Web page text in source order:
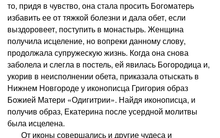
то, придя в чувство, она стала просить Богоматерь
избавить ее от тяжкой болезни и дала обет, если
выздоровеет, поступить в монастырь. Женщина
получила исцеление, но вопреки данному слову,
продолжала супружескую жизнь. Когда она снова
заболела и слегла в постель, ей явилась Богородица и,
укорив в неисполнении обета, приказала отыскать в
Нижнем Новгороде у иконописца Григория образ
Божией Матери «Одигитрии». Найдя иконописца, и
получив образ, Екатерина после усердной молитвы
была исцелена.
От иконы совершались и другие чудеса и